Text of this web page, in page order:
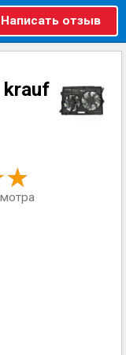
Написать отзыв
krauf